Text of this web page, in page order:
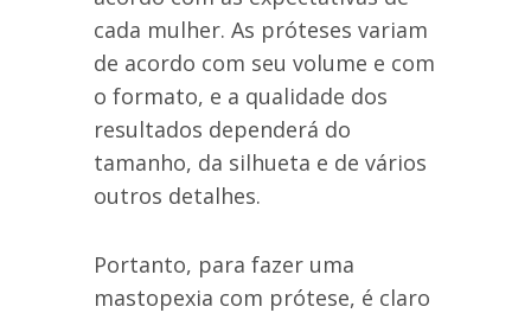
cada mulher. As próteses variam
de acordo com seu volume e com
o formato, e a qualidade dos
resultados dependerá do
tamanho, da silhueta e de vários
outros detalhes.
Portanto, para fazer uma
mastopexia com prótese, é claro